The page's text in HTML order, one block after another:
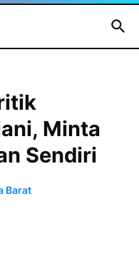
Minta
Sendiri
Barat